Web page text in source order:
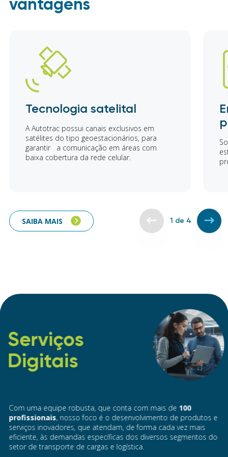
vantagens
Tecnologia satelital
A Autotrac possui canais exclusivos em
satélites do tipo geoestacionários, para
garantir a comunicação em áreas com
baixa cobertura da rede celular.
1 de 4
SAIBA MAIS
Serviços
Digitais
Com uma equipe robusta, que conta com mais de 100
profissionais, nosso foco é o desenvolvimento de produtos e
serviços inovadores, que atendam, de forma cada vez mais
eficiente, às demandas específicas dos diversos segmentos do
setor de transporte de cargas e logística.